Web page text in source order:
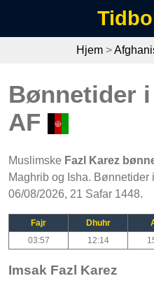
Hjem>
Bønnetider
AF
Muslimske Fazl Karez
Maghrib og Isha. Bønnetider
06/08/2026, 21 Safar 1448.
Fajr Dhuhr
03:57
12:14
Imsak Fazl Karez